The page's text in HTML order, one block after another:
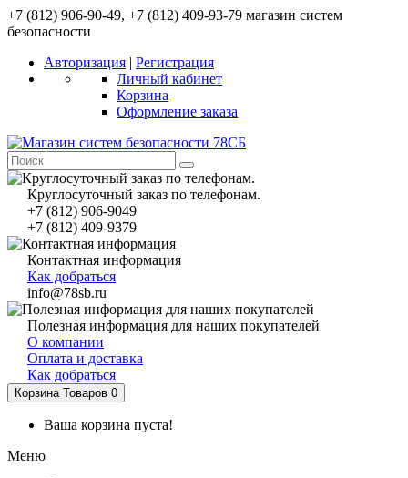
+7 (812) 906-90-49, +7 (812) 409-93-79 магазин систем
безопасности
Авторизация | Регистрация
Личный кабинет
Корзина
Оформление заказа
Круглосуточный заказ по телефонам.
+7 (812) 906-9049
+7 (812) 409-9379
Контактная информация
Как добраться
info@78sb.ru
Полезная информация для наших покупателей
О компании
Оплата и доставка
Как добраться
Корзина Товаров 0
Ваша корзина пуста!
Меню